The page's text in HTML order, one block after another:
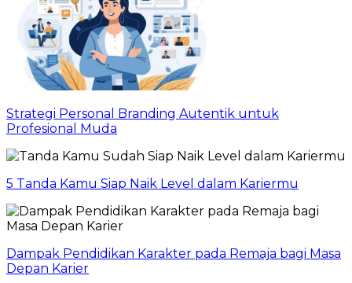
Strategi Personal Branding Autentik untuk
Profesional Muda
5 Tanda Kamu Siap Naik Level dalam Kariermu
Dampak Pendidikan Karakter pada Remaja bagi Masa
Depan Karier